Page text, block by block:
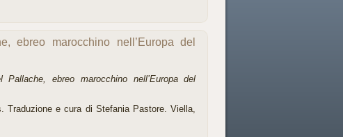
ebreo marocchino nell’Europa del
ebreo marocchino nell’Europa del
Traduzione e cura di Stefania Pastore. Viella,